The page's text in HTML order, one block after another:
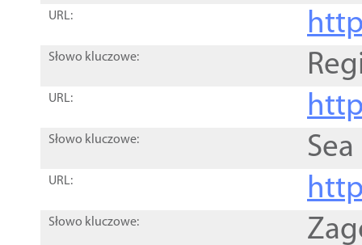
URL:
Słowo kluczowe:
URL:
Słowo kluczowe:
URL:
Słowo kluczowe: